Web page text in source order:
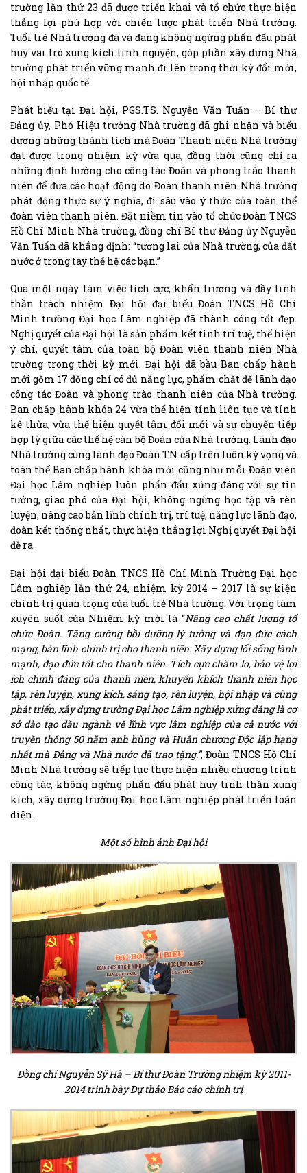
trường lần thứ 23 đã được triển khai và tổ chức thực hiện
thắng lợi phù hợp với chiến lược phát triển Nhà trường.
Tuổi trẻ Nhà trường đã và đang không ngừng phấn đấu phát
huy vai trò xung kích tình nguyện, góp phần xây dựng Nhà
trường phát triển vững mạnh đi lên trong thời kỳ đổi mới,
hội nhập quốc tế.
Phát biểu tại Đại hội, PGS.TS. Nguyễn Văn Tuấn – Bí thư
Đảng ủy, Phó Hiệu trưởng Nhà trường đã ghi nhận và biểu
dương những thành tích mà Đoàn Thanh niên Nhà trường
đạt được trong nhiệm kỳ vừa qua, đồng thời cũng chỉ ra
những định hướng cho công tác Đoàn và phong trào thanh
niên để đưa các hoạt động do Đoàn thanh niên Nhà trường
phát động thực sự ý nghĩa, đi sâu vào ý thức của toàn thể
đoàn viên thanh niên. Đặt niềm tin vào tổ chức Đoàn TNCS
Hồ Chí Minh Nhà trường, đồng chí Bí thư Đảng ủy Nguyễn
Văn Tuấn đã khẳng định: “tương lai của Nhà trường, của đất
nước ở trong tay thế hệ các bạn.”
Qua một ngày làm việc tích cực, khẩn trương và đầy tinh
thần trách nhiệm Đại hội đại biểu Đoàn TNCS Hồ Chí
Minh trường Đại học Lâm nghiệp đã thành công tốt đẹp.
Nghị quyết của Đại hội là sản phẩm kết tinh trí tuệ, thể hiện
ý chí, quyết tâm của toàn bộ Đoàn viên thanh niên Nhà
trường trong thời kỳ mới. Đại hội đã bầu Ban chấp hành
mới gồm 17 đồng chí có đủ năng lực, phẩm chất để lãnh đạo
công tác Đoàn và phong trào thanh niên của Nhà trường.
Ban chấp hành khóa 24 vừa thể hiện tính liên tục và tính
kế thừa, vừa thể hiện quyết tâm đổi mới và sự chuyển tiếp
hợp lý giữa các thế hệ cán bộ Đoàn của Nhà trường. Lãnh đạo
Nhà trường cùng lãnh đạo Đoàn TN cấp trên luôn kỳ vọng và
toàn thể Ban chấp hành khóa mới cũng như mỗi Đoàn viên
Đại học Lâm nghiệp luôn phấn đấu xứng đáng với sự tin
tưởng, giao phó của Đại hội, không ngừng học tập và rèn
luyện, nâng cao bản lĩnh chính trị, trí tuệ, năng lực lãnh đạo,
đoàn kết thống nhất, thực hiện thắng lợi Nghị quyết Đại hội
đề ra.
Đại hội đại biểu Đoàn TNCS Hồ Chí Minh Trường Đại học
Lâm nghiệp lần thứ 24, nhiệm kỳ 2014 – 2017 là sự kiện
chính trị quan trọng của tuổi trẻ Nhà trường. Với trọng tâm
xuyên suốt của Nhiệm kỳ mới là “Nâng cao chất lượng tổ
chức Đoàn. Tăng cường bồi dưỡng lý tưởng và đạo đức cách
mạng, bản lĩnh chính trị cho thanh niên. Xây dựng lối sống lành
mạnh, đạo đức tốt cho thanh niên. Tích cực chăm lo, bảo vệ lợi
ích chính đáng của thanh niên; khuyến khích thanh niên học
tập, rèn luyện, xung kích, sáng tạo, rèn luyện, hội nhập và cùng
phát triển, xây dựng trường Đại học Lâm nghiệp xứng đáng là cơ
sở đào tạo đầu ngành về lĩnh vực lâm nghiệp của cả nước với
truyền thống 50 năm anh hùng và Huân chương Độc lập hạng
nhất mà Đảng và Nhà nước đã trao tặng.”, Đoàn TNCS Hồ Chí
Minh Nhà trường sẽ tiếp tục thực hiện nhiều chương trình
công tác, không ngừng phấn đấu phát huy tinh thần xung
kích, xây dựng trường Đại học Lâm nghiệp phát triển toàn
diện.
Một số hình ảnh Đại hội
Đồng chí Nguyễn Sỹ Hà – Bí thư Đoàn Trường nhiệm kỳ 2011-
2014 trình bày Dự thảo Báo cáo chính trị